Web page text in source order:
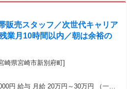
販売スタッフ／次世代キャリア
業月10時間以内／朝は余裕の
崎県宮崎市新別府町]
円 給与 月給 20万円～30万円 （一律